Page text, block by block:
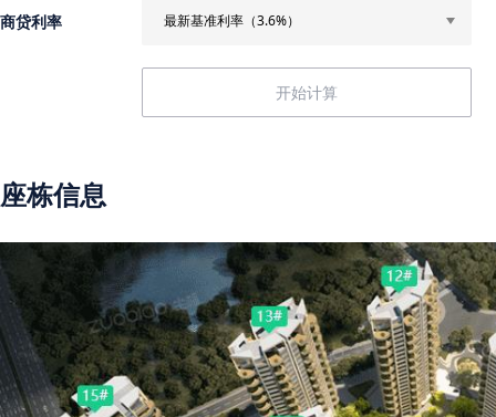
商贷利率 最新基准利率（3.6%）
座栋信息